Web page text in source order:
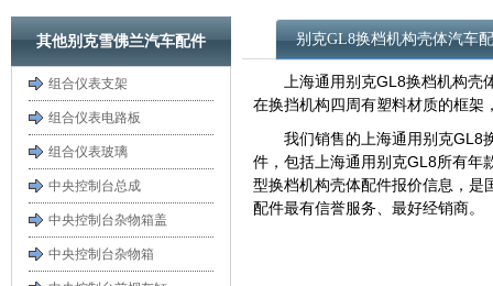
其他别克雪佛兰汽车配件
组合仪表支架
组合仪表电路板
组合仪表玻璃
中央控制台总成
中央控制台杂物箱盖
中央控制台杂物箱
别克GL8换档机构壳体汽车
上海通用别克GL8换档机构
在换挡机构四周有塑料材质的框架
我们销售的上海通用别克GL8
件，包括上海通用别克GL8所有年
型换档机构壳体配件报价信息，是
配件最有信誉服务、最好经销商。